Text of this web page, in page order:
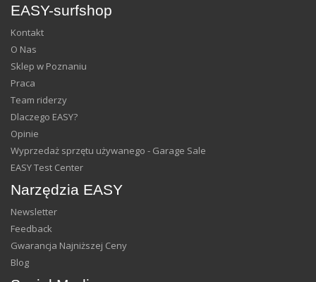
EASY-surfshop
Kontakt
O Nas
Sklep w Poznaniu
Praca
Team riderzy
Dlaczego EASY?
Opinie
Wyprzedaż sprzętu używanego - Garage Sale
EASY Test Center
Narzędzia EASY
Newsletter
Feedback
Gwarancja Najniższej Ceny
Blog